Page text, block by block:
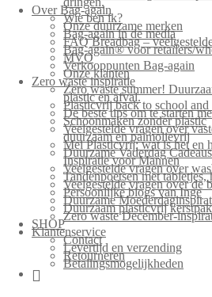
Over Bag-again
Wie ben ik?
Onze duurzame merken
Bag-again in de media
FAQ Breadbag –
Bag-again® voor retailers/
MVO
Verkooppunten Bag-again
Onze klanten
Zero waste inspiratie
Zero waste summer!
plastic en afval.
Plasticvrij back to school
De beste tips om te starten
Schoonmaken zonder plastic
Veelgestelde vragen over
duurzaam en palmolievrij
Mei Plasticvrij: wat is het en
Duurzame Vaderdag
Inspiratie voor Mannen
Veelgestelde vragen over
Tandenpoetsen met tabletjes,
Veelgestelde vragen over de
Persoonlijke blogs van Inge
Duurzame
Duurzaam plasticvrij
Zero waste December-
SHOP
Klantenservice
Contact
Levertijd en verzending
Retourneren
Betalingsmogelijkheden